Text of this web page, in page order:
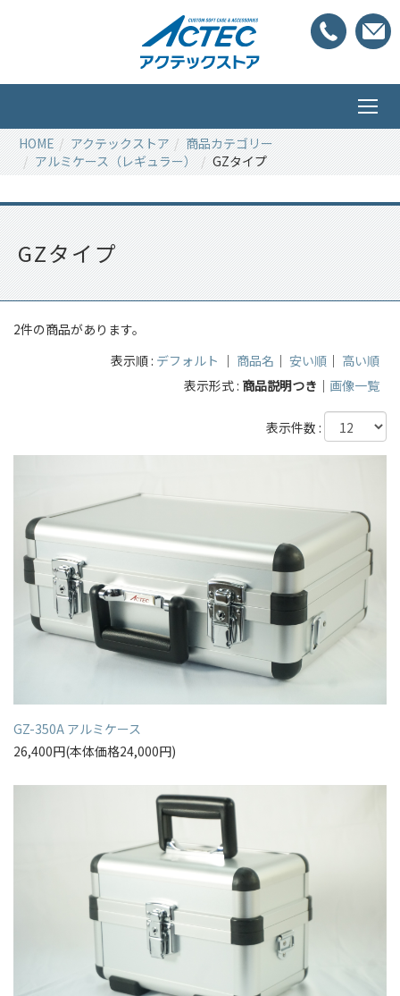
HOME アクテックストア
商品カテゴリー
アルミケース（レギュラー）
GZタイプ
GZタイプ
2件の商品があります。
表示順 : デフォルト ｜ 商品名 ｜ 安い順 ｜ 高い順
表示形式 : 商品説明つき ｜ 画像一覧
表示件数 :
GZ-350A アルミケース
26,400円(本体価格24,000円)